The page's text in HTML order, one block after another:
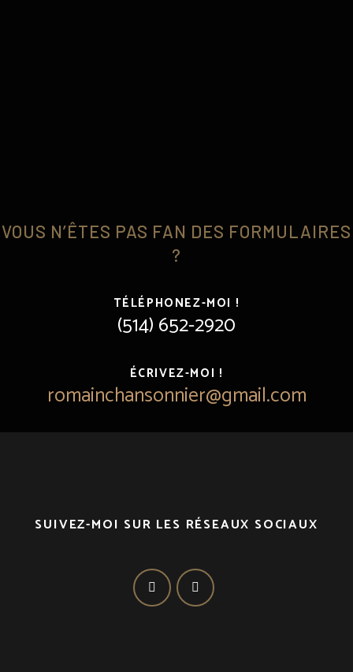
VOUS N’ÊTES PAS FAN DES FORMULAIRES
?
TÉLÉPHONEZ-MOI !
(514) 652-2920
ÉCRIVEZ-MOI !
romainchansonnier@gmail.com
SUIVEZ-MOI SUR LES RÉSEAUX SOCIAUX